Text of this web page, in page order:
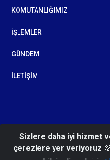
KOMUTANLIĞIMIZ
İŞLEMLER
GÜNDEM
İLETİŞİM
© 2026 Sivas İl
Sizlere daha iyi hizmet
çerezlere yer veriyoruz